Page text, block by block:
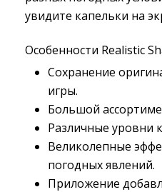
увидите капельки на
Особенности Realistic
Сохранение
игры.
Большой
Различные уровни
Великолепные
погодных явлений.
Приложение